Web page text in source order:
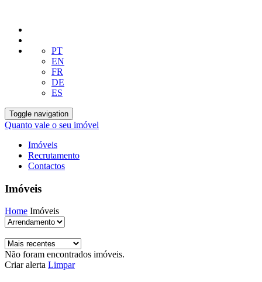
PT
EN
FR
DE
ES
Toggle navigation
Quanto vale o seu imóvel
Imóveis
Recrutamento
Contactos
Imóveis
Home Imóveis
Não foram encontrados imóveis.
Criar alerta Limpar